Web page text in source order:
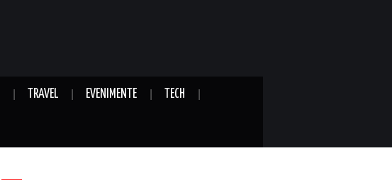
TRAVEL EVENIMENTE TECH